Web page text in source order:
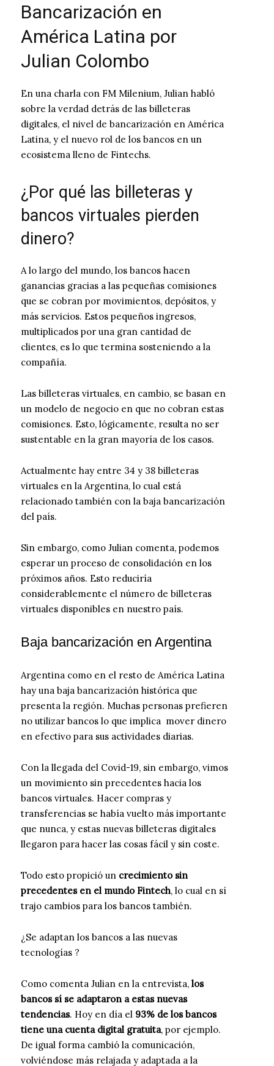
Bancarización en
América Latina por
Julian Colombo
En una charla con FM Milenium, Julian habló
sobre la verdad detrás de las billeteras
digitales, el nivel de bancarización en América
Latina, y el nuevo rol de los bancos en un
ecosistema lleno de Fintechs.
¿Por qué las billeteras y
bancos virtuales pierden
dinero?
A lo largo del mundo, los bancos hacen
ganancias gracias a las pequeñas comisiones
que se cobran por movimientos, depósitos, y
más servicios. Estos pequeños ingresos,
multiplicados por una gran cantidad de
clientes, es lo que termina sosteniendo a la
compañía.
Las billeteras virtuales, en cambio, se basan en
un modelo de negocio en que no cobran estas
comisiones. Esto, lógicamente, resulta no ser
sustentable en la gran mayoría de los casos.
Actualmente hay entre 34 y 38 billeteras
virtuales en la Argentina, lo cual está
relacionado también con la baja bancarización
del país.
Sin embargo, como Julian comenta, podemos
esperar un proceso de consolidación en los
próximos años. Esto reduciría
considerablemente el número de billeteras
virtuales disponibles en nuestro país.
Baja bancarización en Argentina
Argentina como en el resto de América Latina
hay una baja bancarización histórica que
presenta la región. Muchas personas prefieren
no utilizar bancos lo que implica mover dinero
en efectivo para sus actividades diarias.
Con la llegada del Covid-19, sin embargo, vimos
un movimiento sin precedentes hacia los
bancos virtuales. Hacer compras y
transferencias se había vuelto más importante
que nunca, y estas nuevas billeteras digitales
llegaron para hacer las cosas fácil y sin coste.
Todo esto propició un crecimiento sin
precedentes en el mundo Fintech, lo cual en sí
trajo cambios para los bancos también.
¿Se adaptan los bancos a las nuevas
tecnologías ?
Como comenta Julian en la entrevista, los
bancos sí se adaptaron a estas nuevas
tendencias. Hoy en día el 93% de los bancos
tiene una cuenta digital gratuita, por ejemplo.
De igual forma cambió la comunicación,
volviéndose más relajada y adaptada a la